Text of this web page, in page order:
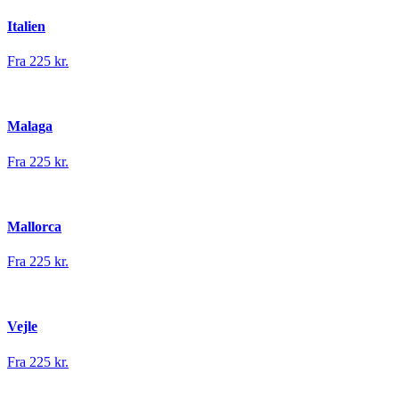
Italien
Fra 225 kr.
Malaga
Fra 225 kr.
Mallorca
Fra 225 kr.
Vejle
Fra 225 kr.